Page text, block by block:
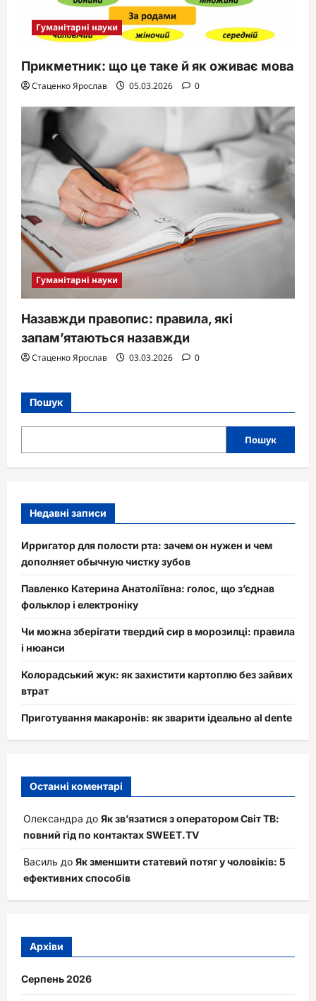
Гуманітарні науки
Прикметник: що це таке й як оживає мова
Стаценко Ярослав 05.03.2026 0
Гуманітарні науки
Назавжди правопис: правила, які
запам’ятаються назавжди
Стаценко Ярослав 03.03.2026 0
Пошук
Пошук
Недавні записи
Ирригатор для полости рта: зачем он нужен и чем
дополняет обычную чистку зубов
Павленко Катерина Анатоліївна: голос, що з’єднав
фольклор і електроніку
Чи можна зберігати твердий сир в морозилці: правила
і нюанси
Колорадський жук: як захистити картоплю без зайвих
втрат
Приготування макаронів: як зварити ідеально al dente
Останні коментарі
Олександра до Як зв’язатися з оператором Світ ТВ:
повний гід по контактах SWEET.TV
Василь до Як зменшити статевий потяг у чоловіків: 5
ефективних способів
Архіви
Серпень 2026